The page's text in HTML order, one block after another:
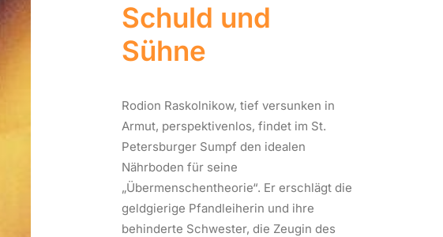
Schuld und
Sühne
Rodion Raskolnikow, tief versunken in
Armut, perspektivenlos, findet im St.
Petersburger Sumpf den idealen
Nährboden für seine
„Übermenschentheorie“. Er erschlägt die
geldgierige Pfandleiherin und ihre
behinderte Schwester, die Zeugin des